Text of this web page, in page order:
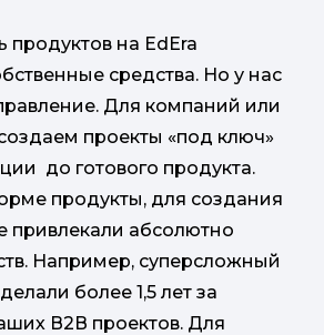
продуктов на EdEra
средства. Но у нас
Для компаний или
проекты «под ключ»
до готового продукта.
продукты, для создания
привлекали абсолютно
Например, суперсложный
более 1,5 лет за
В2В проектов. Для